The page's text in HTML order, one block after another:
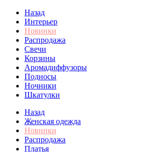
Назад
Интерьер
Новинки
Распродажа
Свечи
Корзины
Аромадиффузоры
Подносы
Ночники
Шкатулки
Назад
Женская одежда
Новинки
Распродажа
Платья